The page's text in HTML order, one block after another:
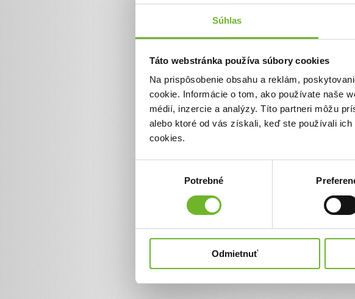
Súhlas
Táto webstránka používa súbory cookies
Na prispôsobenie obsahu a reklám,
cookie. Informácie o tom, ako používate naše
médií, inzercie a analýzy. Títo partneri môžu
alebo ktoré od vás získali, keď ste používali
cookies.
Potrebné
Odmietnuť
Celková suma
0 €